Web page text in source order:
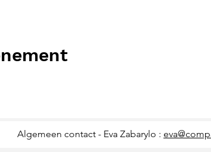
Algemeen contact - Eva Zabarylo :